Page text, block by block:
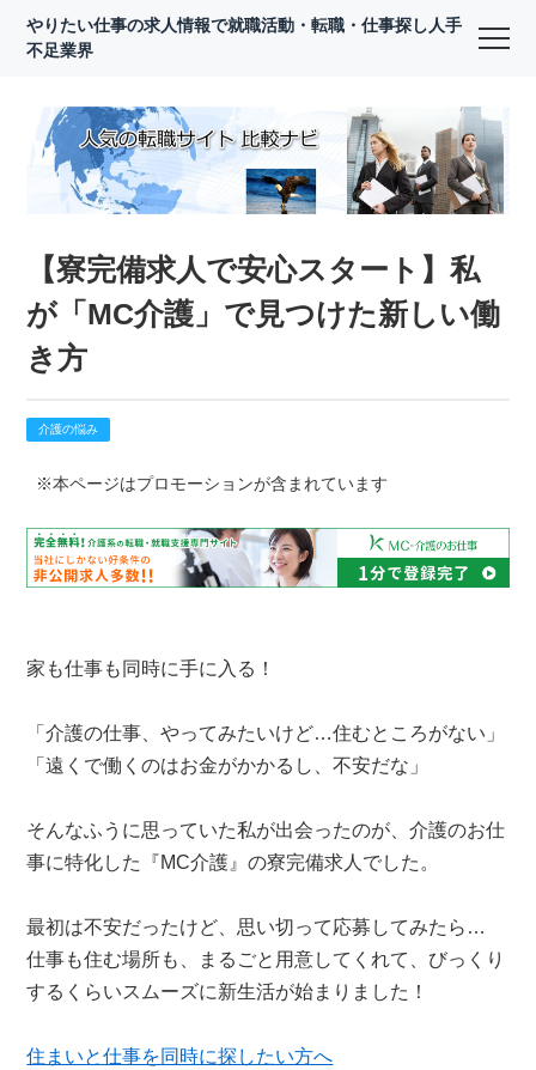
やりたい仕事の求人情報で就職活動・転職・仕事探し人手
不足業界
【寮完備求人で安心スタート】私
が「MC介護」で見つけた新しい働
き方
介護の悩み
家も仕事も同時に手に入る！
「介護の仕事、やってみたいけど…住むところがない」
「遠くで働くのはお金がかかるし、不安だな」
そんなふうに思っていた私が出会ったのが、介護のお仕
事に特化した『MC介護』の寮完備求人でした。
最初は不安だったけど、思い切って応募してみたら…
仕事も住む場所も、まるごと用意してくれて、びっくり
するくらいスムーズに新生活が始まりました！
住まいと仕事を同時に探したい方へ